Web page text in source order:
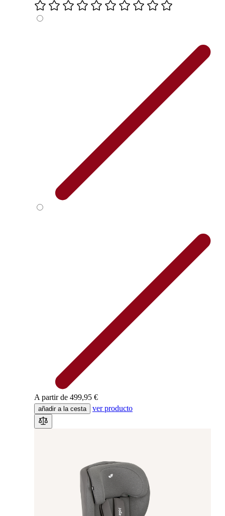
A partir de 499,95 €
añadir a la cesta ver producto